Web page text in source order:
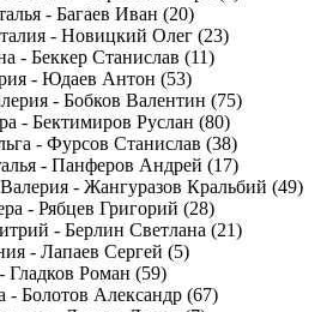
- Багаев Иван (20)
- Новицкий Олег (23)
- Беккер Станислав (11)
- Юдаев Антон (53)
- Бобков Валентин (75)
- Бектимиров Руслан (80)
- Фурсов Станислав (38)
- Панферов Андрей (17)
- Жангуразов Кральбий (49)
- Рябцев Григорий (28)
- Берлин Светлана (21)
- Лапаев Сергей (5)
Гладков Роман (59)
- Болотов Александр (67)